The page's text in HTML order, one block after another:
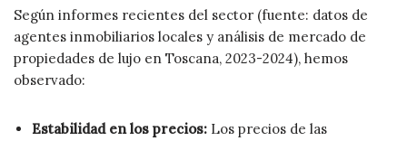
Según informes recientes del sector (fuente: datos de
agentes inmobiliarios locales y análisis de mercado de
propiedades de lujo en Toscana, 2023-2024), hemos
observado:
Estabilidad en los precios: Los precios de las